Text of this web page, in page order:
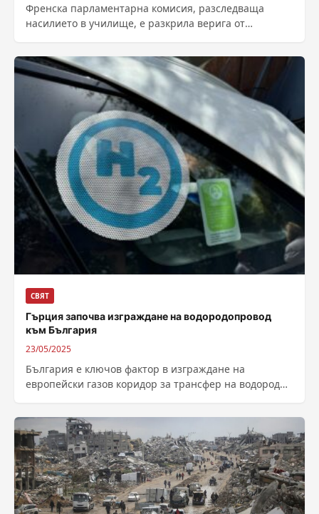
Френска парламентарна комисия, разследваща
насилието в училище, е разкрила верига от
контрола, съобщава изданието...
СВЯТ
Гърция започва изграждане на водородопровод
към България
23/05/2025
България е ключов фактор в изграждане на
европейски газов коридор за трансфер на водород